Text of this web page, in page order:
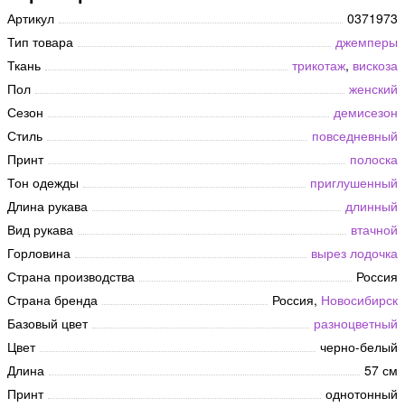
Артикул
0371973
Тип товара
джемперы
Ткань
трикотаж, вискоза
Пол
женский
Сезон
демисезон
Стиль
повседневный
Принт
полоска
Тон одежды
приглушенный
Длина рукава
длинный
Вид рукава
втачной
Горловина
вырез лодочка
Страна производства
Россия
Страна бренда
Россия, Новосибирск
Базовый цвет
разноцветный
Цвет
черно-белый
Длина
57 см
Принт
однотонный